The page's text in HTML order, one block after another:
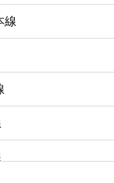
土地の新着物件情
ください。
中古一戸建ての新
い合わせください。
線